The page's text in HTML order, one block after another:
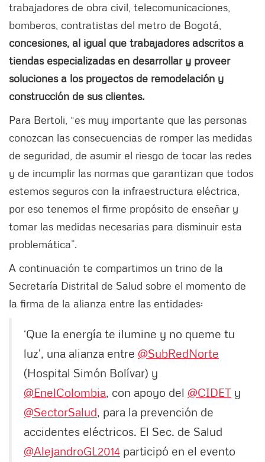
trabajadores de obra civil, telecomunicaciones,
bomberos, contratistas del metro de Bogotá,
concesiones, al igual que trabajadores adscritos a
tiendas especializadas en desarrollar y proveer
soluciones a los proyectos de remodelación y
construcción de sus clientes.
Para Bertoli, “es muy importante que las personas
conozcan las consecuencias de romper las medidas
de seguridad, de asumir el riesgo de tocar las redes
y de incumplir las normas que garantizan que todos
estemos seguros con la infraestructura eléctrica,
por eso tenemos el firme propósito de enseñar y
tomar las medidas necesarias para disminuir esta
problemática”.
A continuación te compartimos un trino de la
Secretaría Distrital de Salud sobre el momento de
la firma de la alianza entre las entidades:
‘Que la energía te ilumine y no queme tu
luz’, una alianza entre @SubRedNorte
(Hospital Simón Bolívar) y
@EnelColombia, con apoyo del @CIDET y
@SectorSalud, para la prevención de
accidentes eléctricos. El Sec. de Salud
@AlejandroGL2014 participó en el evento